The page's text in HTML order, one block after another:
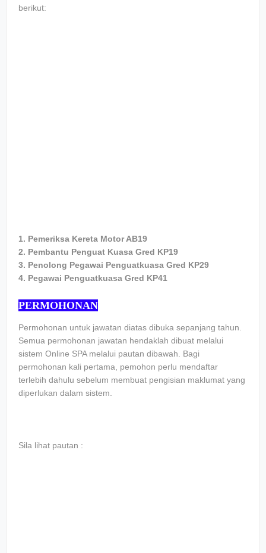
berikut:
1. Pemeriksa Kereta Motor AB19
2. Pembantu Penguat Kuasa Gred KP19
3. Penolong Pegawai Penguatkuasa Gred KP29
4. Pegawai Penguatkuasa Gred KP41
PERMOHONAN
Permohonan untuk jawatan diatas dibuka sepanjang tahun.
Semua permohonan jawatan hendaklah dibuat melalui
sistem Online SPA melalui pautan dibawah. Bagi
permohonan kali pertama, pemohon perlu mendaftar
terlebih dahulu sebelum membuat pengisian maklumat yang
diperlukan dalam sistem.
Sila lihat pautan :